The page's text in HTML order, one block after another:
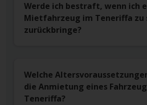
Werde ich bestraft, wenn ich
Mietfahrzeug im Teneriffa zu
zurückbringe?
Welche
die Anmietung eines
Teneriffa?